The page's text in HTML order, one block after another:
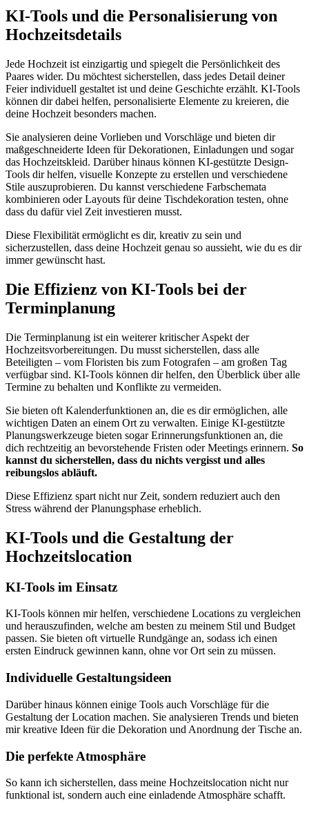
KI-Tools und die Personalisierung von
Hochzeitsdetails
Jede Hochzeit ist einzigartig und spiegelt die Persönlichkeit des
Paares wider. Du möchtest sicherstellen, dass jedes Detail deiner
Feier individuell gestaltet ist und deine Geschichte erzählt. KI-Tools
können dir dabei helfen, personalisierte Elemente zu kreieren, die
deine Hochzeit besonders machen.
Sie analysieren deine Vorlieben und Vorschläge und bieten dir
maßgeschneiderte Ideen für Dekorationen, Einladungen und sogar
das Hochzeitskleid. Darüber hinaus können KI-gestützte Design-
Tools dir helfen, visuelle Konzepte zu erstellen und verschiedene
Stile auszuprobieren. Du kannst verschiedene Farbschemata
kombinieren oder Layouts für deine Tischdekoration testen, ohne
dass du dafür viel Zeit investieren musst.
Diese Flexibilität ermöglicht es dir, kreativ zu sein und
sicherzustellen, dass deine Hochzeit genau so aussieht, wie du es dir
immer gewünscht hast.
Die Effizienz von KI-Tools bei der
Terminplanung
Die Terminplanung ist ein weiterer kritischer Aspekt der
Hochzeitsvorbereitungen. Du musst sicherstellen, dass alle
Beteiligten – vom Floristen bis zum Fotografen – am großen Tag
verfügbar sind. KI-Tools können dir helfen, den Überblick über alle
Termine zu behalten und Konflikte zu vermeiden.
Sie bieten oft Kalenderfunktionen an, die es dir ermöglichen, alle
wichtigen Daten an einem Ort zu verwalten. Einige KI-gestützte
Planungswerkzeuge bieten sogar Erinnerungsfunktionen an, die
dich rechtzeitig an bevorstehende Fristen oder Meetings erinnern. So
kannst du sicherstellen, dass du nichts vergisst und alles
reibungslos abläuft.
Diese Effizienz spart nicht nur Zeit, sondern reduziert auch den
Stress während der Planungsphase erheblich.
KI-Tools und die Gestaltung der
Hochzeitslocation
KI-Tools im Einsatz
KI-Tools können mir helfen, verschiedene Locations zu vergleichen
und herauszufinden, welche am besten zu meinem Stil und Budget
passen. Sie bieten oft virtuelle Rundgänge an, sodass ich einen
ersten Eindruck gewinnen kann, ohne vor Ort sein zu müssen.
Individuelle Gestaltungsideen
Darüber hinaus können einige Tools auch Vorschläge für die
Gestaltung der Location machen. Sie analysieren Trends und bieten
mir kreative Ideen für die Dekoration und Anordnung der Tische an.
Die perfekte Atmosphäre
So kann ich sicherstellen, dass meine Hochzeitslocation nicht nur
funktional ist, sondern auch eine einladende Atmosphäre schafft.